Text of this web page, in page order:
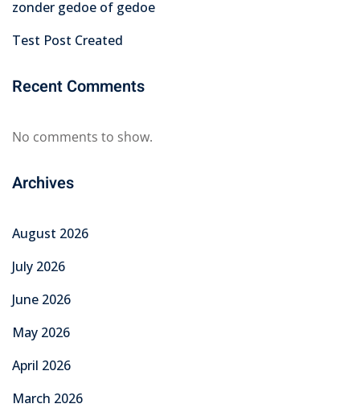
zonder gedoe of gedoe
Test Post Created
Recent Comments
No comments to show.
Archives
August 2026
July 2026
June 2026
May 2026
April 2026
March 2026